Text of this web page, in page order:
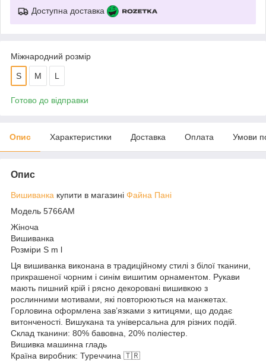
Доступна доставка
Міжнародний розмір
S M L
Готово до відправки
Опис Характеристики Доставка Оплата Умови
Опис
Вишиванка купити в магазині Файна Пані
Модель 5766АМ
Жіноча
Вишиванка
Розміри S m l
Ця вишиванка виконана в традиційному стилі з білої тканини,
прикрашеної чорним і синім вишитим орнаментом. Рукави
мають пишний крій і рясно декоровані вишивкою з
рослинними мотивами, які повторюються на манжетах.
Горловина оформлена зав’язками з китицями, що додає
витонченості. Вишукана та універсальна для різних подій.
Склад тканини: 80% бавовна, 20% поліестер.
Вишивка машинна гладь
Країна виробник: Туреччина 🇹🇷